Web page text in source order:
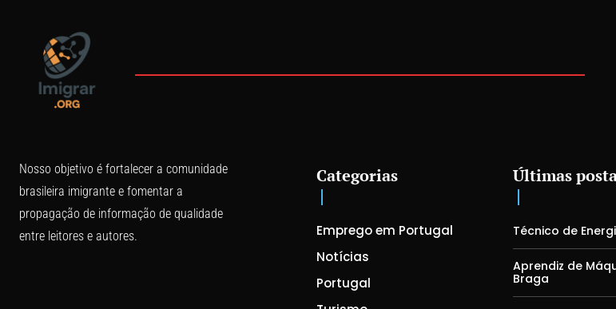
Nosso objetivo é fortalecer a comunidade
brasileira imigrante e fomentar a
propagação de informação de qualidade
entre leitores e autores.
Categorias
Emprego em Portugal
Notícias
Portugal
Últimas
Técnico de
Aprendiz de
Braga